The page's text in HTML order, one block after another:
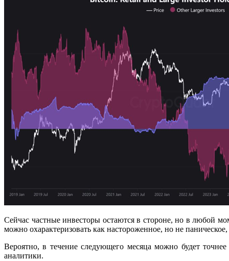
Сейчас частные инвесторы остаются в стороне, но в любой
можно охарактеризовать как настороженное, но не
Вероятно, в течение следующего месяца можно будет
аналитики.